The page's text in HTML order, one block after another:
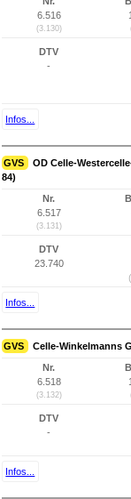
6.516
(3.130)
DTV
-
Infos...
GVS
OD Celle-
84)
Nr.
6.517
(3.131)
DTV
23.740
Infos...
GVS Celle-Winkelmanns
Nr.
6.518
(3.132)
DTV
-
Infos...